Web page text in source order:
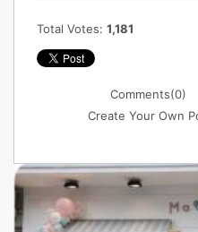
Total Votes: 1,181
Comments(0)
Create Your Own